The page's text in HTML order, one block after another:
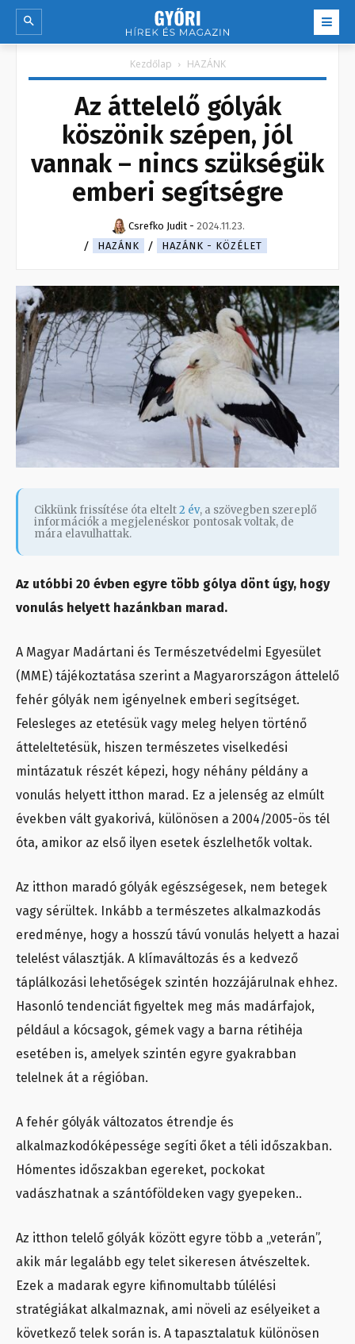
Kezdőlap HAZÁNK
Az áttelelő gólyák
köszönik szépen, jól
vannak – nincs szükségük
emberi segítségre
Csrefko Judit - 2024.11.23.
HAZÁNK
HAZÁNK - KÖZÉLET
Cikkünk frissítése óta eltelt2 év, a szövegben szereplő
információk a megjelenéskor pontosak voltak, de
mára elavulhattak.
Az utóbbi 20 évben egyre több gólya dönt úgy, hogy
vonulás helyett hazánkban marad.
A Magyar Madártani és Természetvédelmi Egyesület
(MME) tájékoztatása szerint a Magyarországon áttelelő
fehér gólyák nem igényelnek emberi segítséget.
Felesleges az etetésük vagy meleg helyen történő
átteleltetésük, hiszen természetes viselkedési
mintázatuk részét képezi, hogy néhány példány a
vonulás helyett itthon marad. Ez a jelenség az elmúlt
években vált gyakorivá, különösen a 2004/2005-ös tél
óta, amikor az első ilyen esetek észlelhetők voltak.
Az itthon maradó gólyák egészségesek, nem betegek
vagy sérültek. Inkább a természetes alkalmazkodás
eredménye, hogy a hosszú távú vonulás helyett a hazai
telelést választják. A klímaváltozás és a kedvező
táplálkozási lehetőségek szintén hozzájárulnak ehhez.
Hasonló tendenciát figyeltek meg más madárfajok,
például a kócsagok, gémek vagy a barna rétihéja
esetében is, amelyek szintén egyre gyakrabban
telelnek át a régióban.
A fehér gólyák változatos étrendje és
alkalmazkodóképessége segíti őket a téli időszakban.
Hómentes időszakban egereket, pockokat
vadászhatnak a szántóföldeken vagy gyepeken..
Az itthon telelő gólyák között egyre több a „veterán”,
akik már legalább egy telet sikeresen átvészeltek.
Ezek a madarak egyre kifinomultabb túlélési
stratégiákat alkalmaznak, ami növeli az esélyeiket a
következő telek során is. A tapasztalatuk különösen